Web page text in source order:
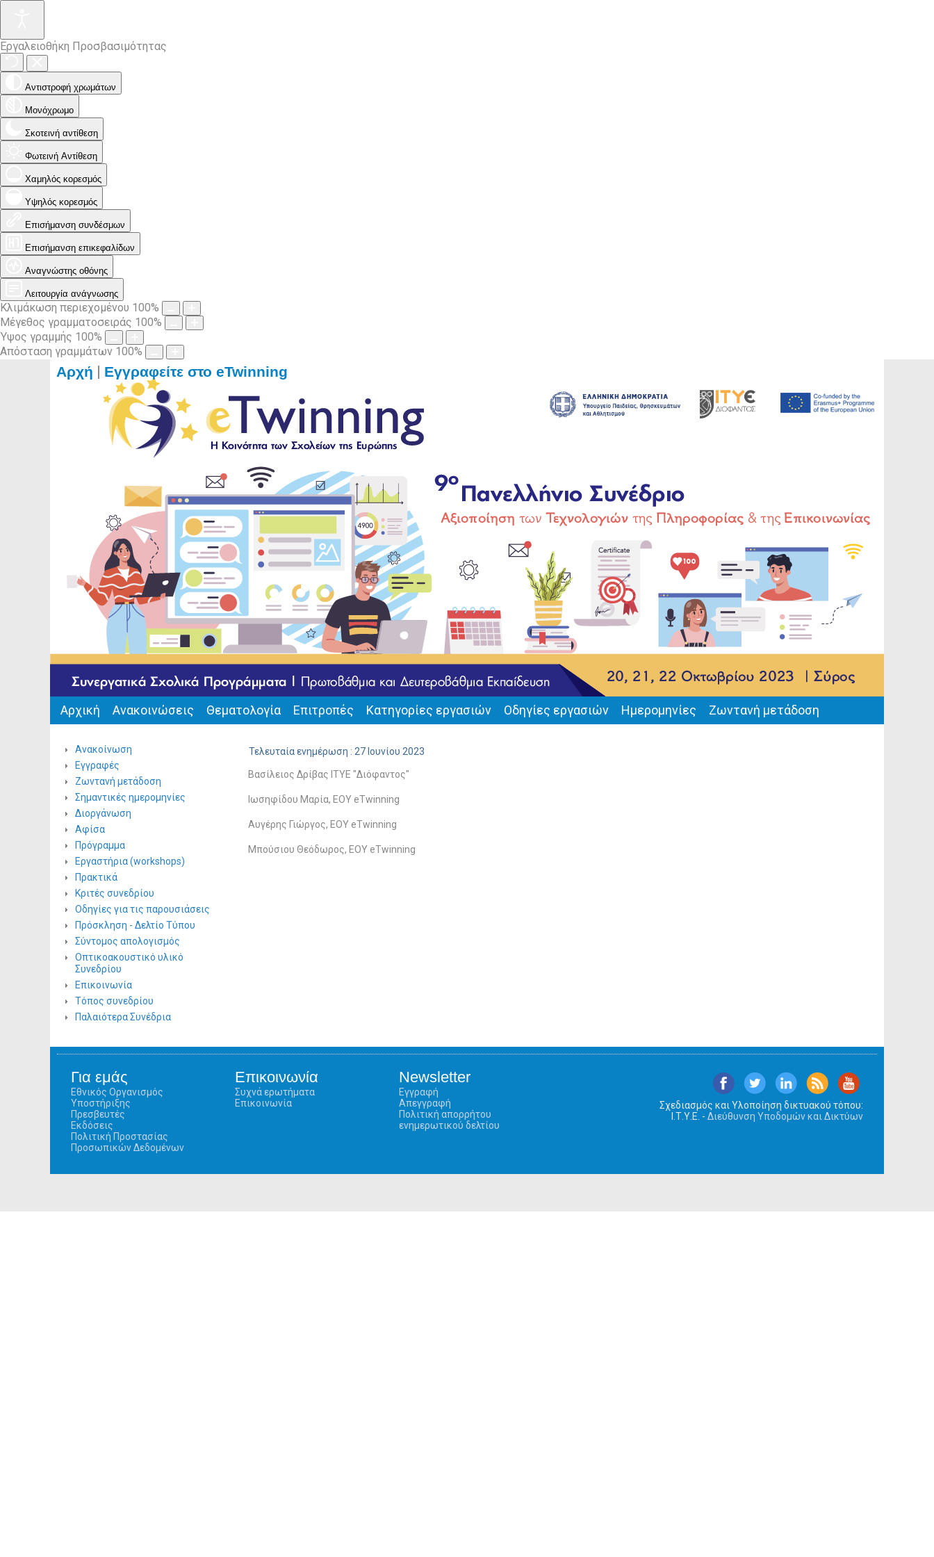
Εργαλειοθήκη Προσβασιμότητας
Αντιστροφή χρωμάτων
Μονόχρωμο
Σκοτεινή αντίθεση
Φωτεινή Αντίθεση
Χαμηλός κορεσμός
Υψηλός κορεσμός
Επισήμανση συνδέσμων
Επισήμανση επικεφαλίδων
Αναγνώστης οθόνης
Λειτουργία ανάγνωσης
Κλιμάκωση περιεχομένου 100%
Μέγεθος γραμματοσειράς 100%
Ύψος γραμμής 100%
Απόσταση γραμμάτων 100%
Αρχή | Εγγραφείτε στο eTwinning
Αρχική Ανακοινώσεις Θεματολογία Επιτροπές Κατηγορίες εργασιών Οδηγίες εργασιών Ημερομηνίες Ζωντανή μετάδοση
Ανακοίνωση
Εγγραφές
Ζωντανή μετάδοση
Σημαντικές ημερομηνίες
Διοργάνωση
Αφίσα
Πρόγραμμα
Εργαστήρια (workshops)
Πρακτικά
Κριτές συνεδρίου
Οδηγίες για τις παρουσιάσεις
Πρόσκληση - Δελτίο Τύπου
Σύντομος απολογισμός
Οπτικοακουστικό υλικό
Συνεδρίου
Επικοινωνία
Τόπος συνεδρίου
Παλαιότερα Συνέδρια
Τελευταία ενημέρωση : 27 Ιουνίου 2023
Βασίλειος Δρίβας ITYE "Διόφαντος"
Ιωσηφίδου Μαρία, EΟY eTwinning
Αυγέρης Γιώργος, EΟY eTwinning
Μπούσιου Θεόδωρος, EΟY eTwinning
Για εμάς
Εθνικός Οργανισμός
Υποστήριξης
Πρεσβευτές
Εκδόσεις
Πολιτική Προστασίας
Προσωπικών Δεδομένων
Επικοινωνία
Συχνά ερωτήματα
Επικοινωνία
Newsletter
Εγγραφή
Απεγγραφή
Πολιτική απορρήτου
ενημερωτικού δελτίου
Σχεδιασμός και Υλοποίηση δικτυακού τόπου:
Ι.Τ.Υ.Ε. - Διεύθυνση Υποδομών και Δικτύων